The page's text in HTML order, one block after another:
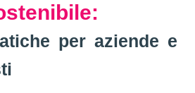
per aziende e